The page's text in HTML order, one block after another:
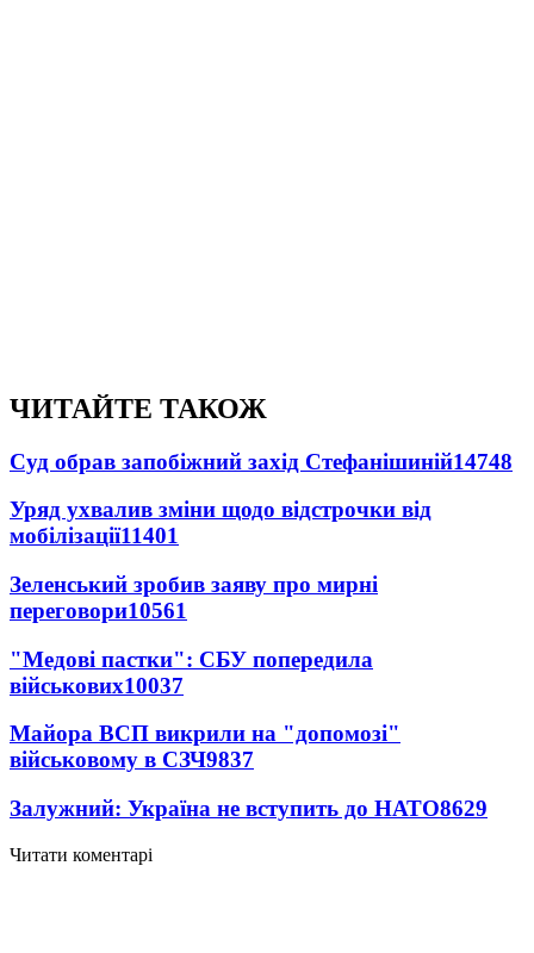
ЧИТАЙТЕ ТАКОЖ
Суд обрав запобіжний захід Стефанішиній14748
Уряд ухвалив зміни щодо відстрочки від
мобілізації11401
Зеленський зробив заяву про мирні
переговори10561
"Медові пастки": СБУ попередила
військових10037
Майора ВСП викрили на "допомозі"
військовому в СЗЧ9837
Залужний: Україна не вступить до НАТО8629
Читати коментарі